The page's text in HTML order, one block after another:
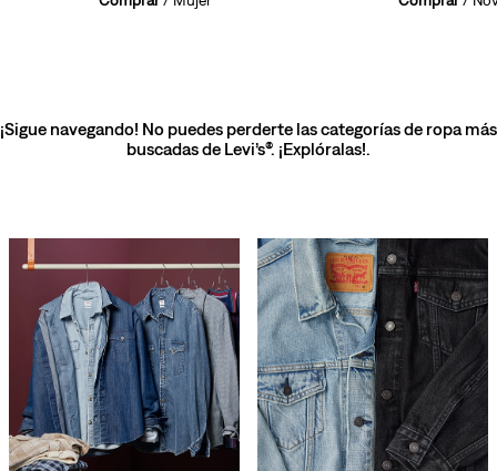
¡Sigue navegando! No puedes perderte las categorías de ropa más
buscadas de Levi’s®. ¡Explóralas!.